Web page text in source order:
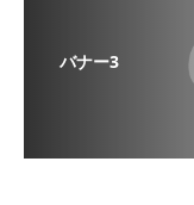
バナー3